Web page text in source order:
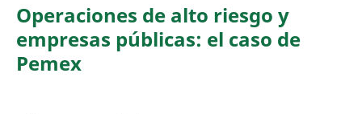
Operaciones de alto riesgo y
empresas públicas: el caso de
Pemex